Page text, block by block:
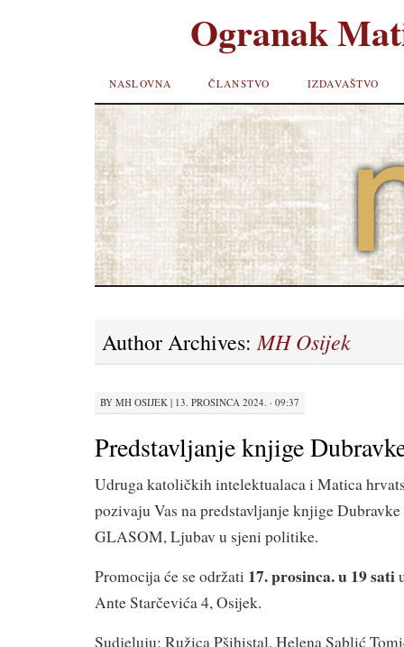
Ogranak
SKIP TO
CONTENT
NASLOVNA ČLANSTVO IZDAVAŠTVO
Author Archives:MH Osijek
BY MH OSIJEK | 13. PROSINCA 2024. · 09:37
Predstavljanje knjige
Udruga katoličkih intelektualaca i Matica
pozivaju Vas na predstavljanje knjige
GLASOM, Ljubav u sjeni politike.
Promocija će se održati 17. prosinca. u 19 sati
Ante Starčevića 4, Osijek.
Sudjeluju: Ružica Pšihistal, Helena Sablić